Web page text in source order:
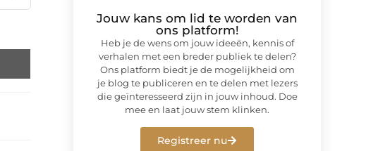
Jouw kans om lid te worden van
ons platform!
Heb je de wens om jouw ideeën, kennis of
verhalen met een breder publiek te delen?
Ons platform biedt je de mogelijkheid om
je blog te publiceren en te delen met lezers
die geïnteresseerd zijn in jouw inhoud. Doe
mee en laat jouw stem klinken.
Registreer nu